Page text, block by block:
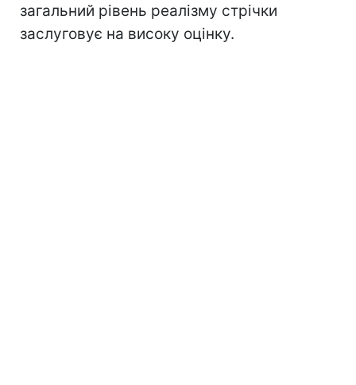
загальний рівень реалізму стрічки
заслуговує на високу оцінку.